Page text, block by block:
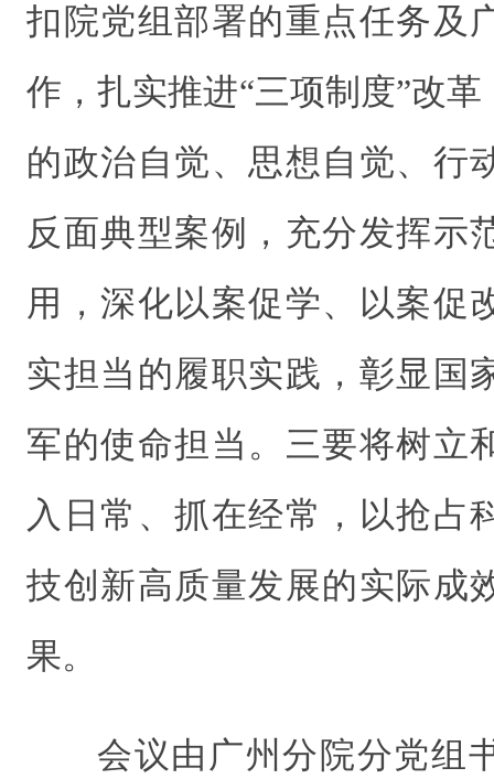
扣院党组部署的重点任务及
作，扎实推进“三项制度”改
的政治自觉、思想自觉、行
反面典型案例，充分发挥示
用，深化以案促学、以案促
实担当的履职实践，彰显国
军的使命担当。三要将树立
入日常、抓在经常，以抢占
技创新高质量发展的实际成
果。
会议由广州分院分党组